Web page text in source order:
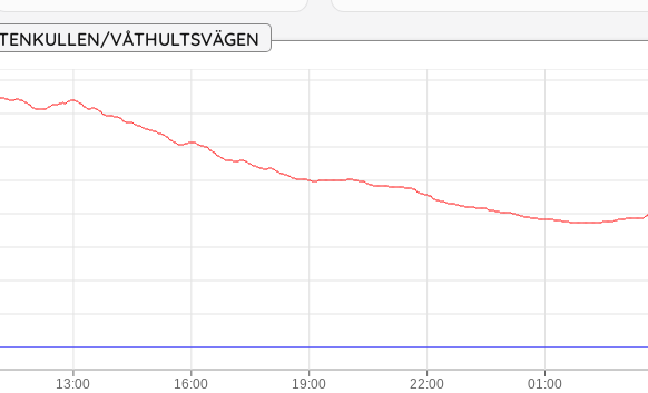
VÅTHULTSVÄGEN
13:00 16:00 19:00 22:00 01:00